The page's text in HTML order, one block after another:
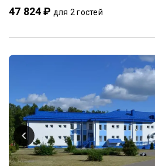
47 824 ₽ для 2 гостей